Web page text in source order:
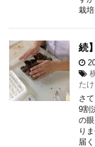
栽
続
たけ
さ
9割
の
り
届